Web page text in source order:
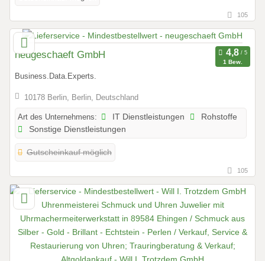
105
neugeschaeft GmbH
1 Bew.
Business.Data.Experts.
10178 Berlin, Berlin, Deutschland
Art des Unternehmens: IT Dienstleistungen
Rohstoffe
Sonstige Dienstleistungen
Gutscheinkauf möglich
105